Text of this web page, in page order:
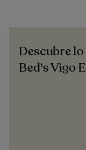
Descubre
Bed's Vigo